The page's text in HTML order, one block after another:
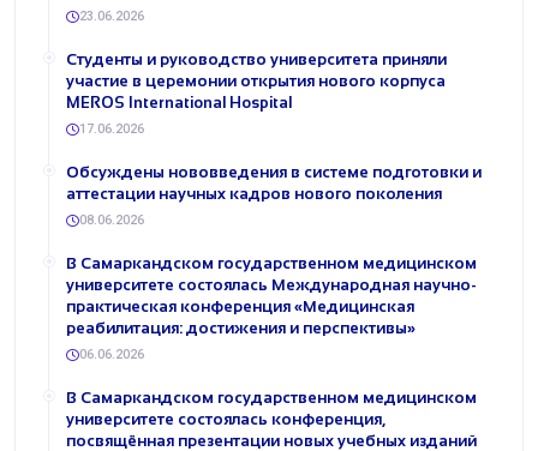
23.06.2026
Студенты и руководство университета приняли
участие в церемонии открытия нового корпуса
MEROS International Hospital
17.06.2026
Обсуждены нововведения в системе подготовки и
аттестации научных кадров нового поколения
08.06.2026
В Самаркандском государственном медицинском
университете состоялась Международная научно-
практическая конференция «Медицинская
реабилитация: достижения и перспективы»
06.06.2026
В Самаркандском государственном медицинском
университете состоялась конференция,
посвящённая презентации новых учебных изданий